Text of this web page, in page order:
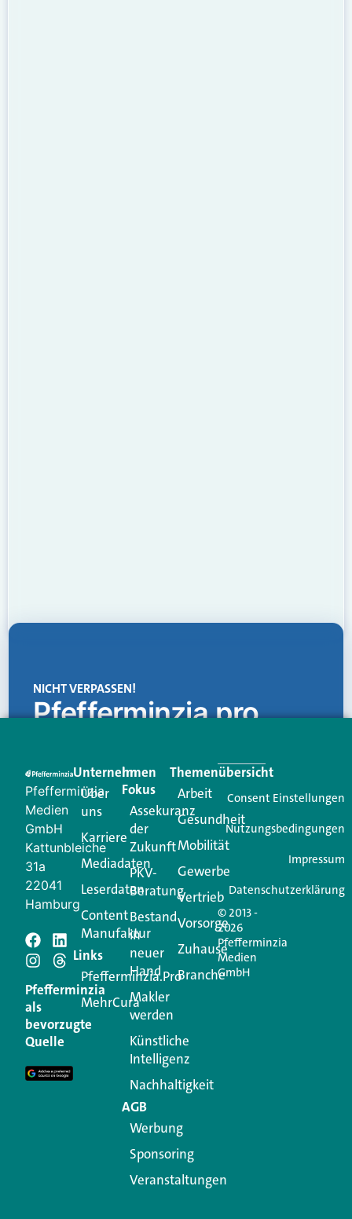
NICHT VERPASSEN!
Pfefferminzia.pro
Creator für Ihre Kundenkommunikation. Alles, was
Ihren Vertriebsalltag leichter macht. Mit nur einem
Login.
Jetzt anmelden
Schreiben Sie einen
Kommentar
Ihre E-Mail-Adresse wird nicht veröffentlicht.
Erforderliche Felder sind mit
Kommentar
Pfefferminzia
Medien
GmbH
Kattunbleiche
31a
22041
Hamburg
Pfefferminzia
als
bevorzugte
Quelle
Unternehmen
Über
uns
Karriere
Mediadaten
Leserdaten
Content
Manufaktur
Links
Pfefferminzia.Pro
MehrCura
Im
Fokus
Assekuranz
der
Zukunft
PKV-
Beratung
Bestand
in
neuer
Hand
Makler
werden
Künstliche
Intelligenz
Nachhaltigkeit
AGB
Werbung
Sponsoring
Veranstaltungen
Themenübersicht
Arbeit
Gesundheit
Mobilität
Gewerbe
Vertrieb
Vorsorge
Zuhause
Branche
© 2013 -
2026
Pfefferminzia
Medien
GmbH
Consent Einstellungen
Nutzungsbedingungen
Impressum
Datenschutzerklärung